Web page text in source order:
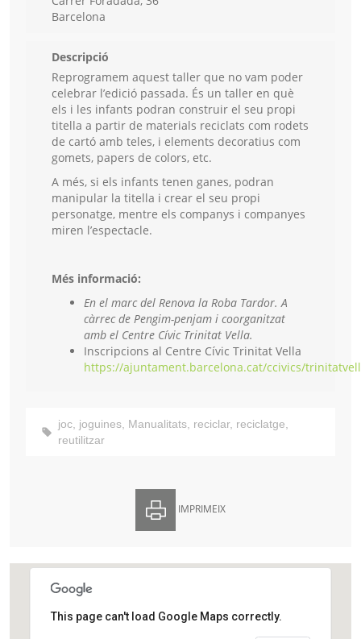
Barcelona
Descripció
Reprogramem aquest taller que no vam poder
celebrar l’edició passada. És un taller en què
els i les infants podran construir el seu propi
titella a partir de materials reciclats com rodets
de cartó amb teles, i elements decoratius com
gomets, papers de colors, etc.
A més, si els infants tenen ganes, podran
manipular la titella i crear el seu propi
personatge, mentre els companys i companyes
miren l’espectacle.
Més informació:
En el marc del Renova la Roba Tardor. A
càrrec de Pengim-penjam i coorganitzat
amb el Centre Cívic Trinitat Vella.
Inscripcions al Centre Cívic Trinitat Vella
https://ajuntament.barcelona.cat/ccivics/
joc, joguines, Manualitats, reciclar, reciclatge,
reutilitzar
IMPRIMEIX
This page can't load Google Maps correctly.